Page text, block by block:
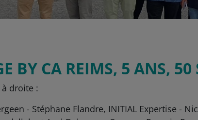
BY CA REIMS, 5 ANS,
droite :
- Stéphane Flandre, INITIAL Expertise -